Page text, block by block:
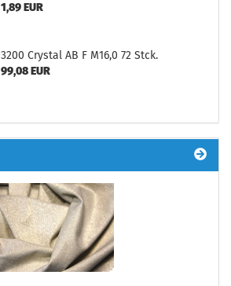
1,89 EUR
3200 Crystal AB F M16,0 72 Stck.
99,08 EUR